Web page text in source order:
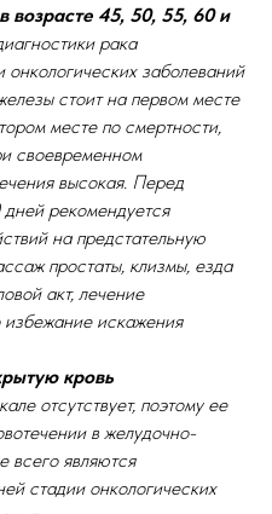
45, 50, 55, 60 и
рака
заболеваний
стоит на первом месте
месте по смертности,
своевременном
высокая. Перед
рекомендуется
на предстательную
простаты, клизмы, езда
акт, лечение
искажения
кровь
отсутствует, поэтому ее
в желудочно-
всего являются
стадии онкологических